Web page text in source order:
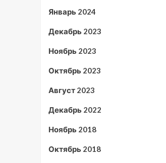
Январь 2024
Декабрь 2023
Ноябрь 2023
Октябрь 2023
Август 2023
Декабрь 2022
Ноябрь 2018
Октябрь 2018